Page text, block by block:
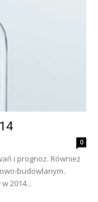
0
i prognoz. Również
budowlanym.
2014...